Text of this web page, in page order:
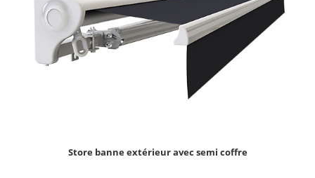
Store banne extérieur avec semi coffre